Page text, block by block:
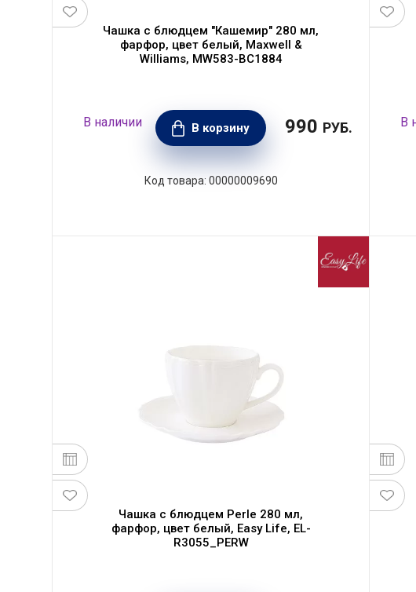
Чашка с блюдцем "Кашемир" 280 мл,
фарфор, цвет белый, Maxwell &
Williams, MW583-BC1884
В корзину 990 РУБ.
00000009690
Чашка с блюдцем Perle 280 мл,
фарфор, цвет белый, Easy Life, EL-
R3055_PERW